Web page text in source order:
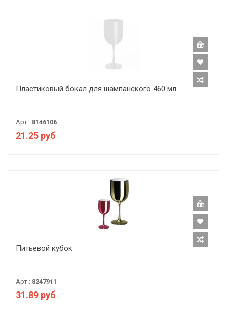
Пластиковый бокал для шампанского 460 мл...
Арт.: 8146106
21.25 руб
Питьевой кубок
Арт.: 8247911
31.89 руб